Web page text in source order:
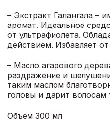
– Экстракт Галангала –
аромат. Идеальное
от ультрафиолета.
действием. Избавляет
– Масло агарового
раздражение и
таким маслом
головы и дарит волосам
Объем 300 мл